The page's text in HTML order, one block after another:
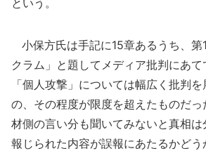
という。
小保方氏は手記に15章あるうち、第
クラム」と題してメディア批判にあ
「個人攻撃」については幅広く批判
の、その程度が限度を超えたものだ
材側の言い分も聞いてみないと真相は
報じられた内容が誤報にあたるかど